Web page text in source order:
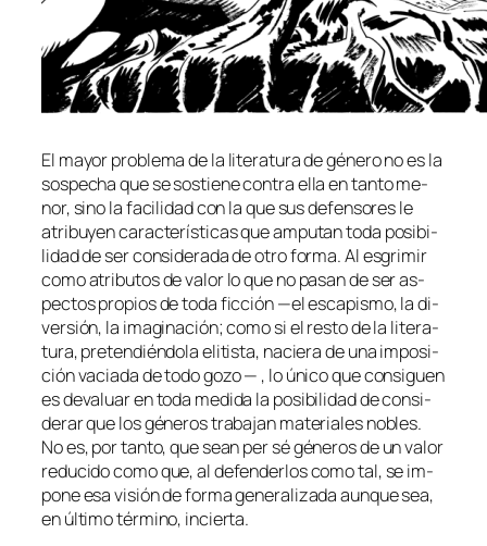
El ma­yor pro­ble­ma de la li­te­ra­tu­ra de gé­ne­ro no es la
sos­pe­cha que se sos­tie­ne con­tra ella en tan­to me­
nor, sino la fa­ci­li­dad con la que sus de­fen­so­res le
atri­bu­yen ca­rac­te­rís­ti­cas que ampu­tan to­da po­si­bi­
li­dad de ser con­si­de­ra­da de otro for­ma. Al es­gri­mir
co­mo atri­bu­tos de va­lor lo que no pa­san de ser as­
pec­tos pro­pios de to­da fic­ción —el es­ca­pis­mo, la di­
ver­sión, la ima­gi­na­ción; co­mo si el res­to de la li­te­ra­
tu­ra, pre­ten­dién­do­la eli­tis­ta, na­cie­ra de una im­po­si­
ción va­cia­da de to­do go­zo — , lo úni­co que con­si­guen
es de­va­luar en to­da me­di­da la po­si­bi­li­dad de con­si­
de­rar que los gé­ne­ros tra­ba­jan ma­te­ria­les no­bles.
No es, por tan­to, que seanper ségé­ne­ros de un va­lor
re­du­ci­do co­mo que, al de­fen­der­los co­mo tal, se im­
po­ne esa vi­sión de for­ma ge­ne­ra­li­za­da aun­que sea,
en úl­ti­mo tér­mino, incierta.